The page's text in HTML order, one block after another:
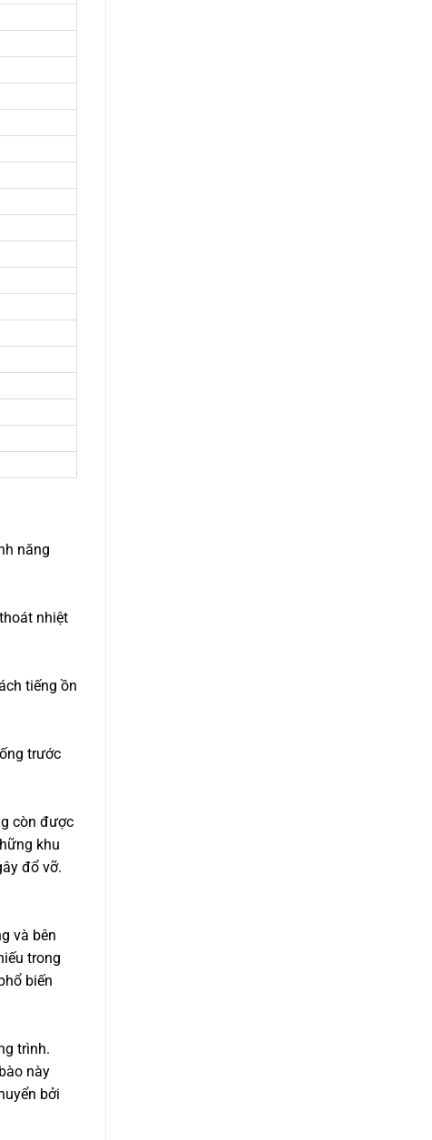
năng
nhiệt
tiếng ồn
trước
còn được
khu
đổ vỡ.
và bên
trong
biến
trình.
này
bởi